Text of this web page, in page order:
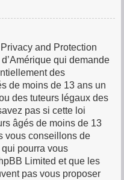
and Protection
qui demande
des
de moins de 13 ans un
des tuteurs légaux des
pas si cette loi
âgés de moins de 13
vous conseillons de
pourra vous
Limited et que les
pas vous proposer